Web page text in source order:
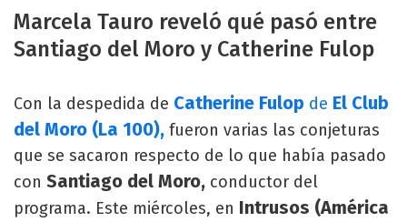
Marcela Tauro reveló qué pasó entre
Santiago del Moro y Catherine Fulop
Con la despedida de Catherine Fulop de El Club
del Moro (La 100), fueron varias las conjeturas
que se sacaron respecto de lo que había pasado
con Santiago del Moro, conductor del
programa. Este miércoles, en Intrusos (América